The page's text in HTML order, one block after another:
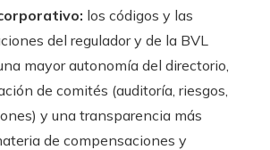
los códigos y las
del regulador y de la BVL
mayor autonomía del directorio,
de comités (auditoría, riesgos,
y una transparencia más
de compensaciones y